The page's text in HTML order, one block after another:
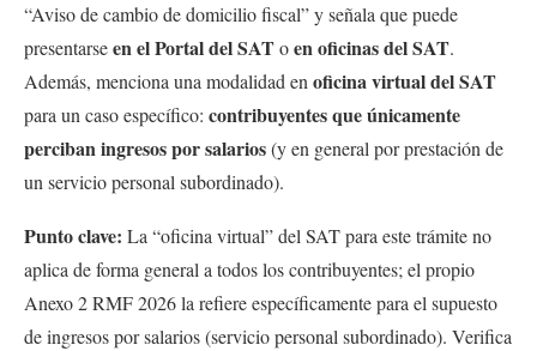
“Aviso de cambio de domicilio fiscal” y señala que puede
presentarseen el Portal del SAToen oficinas del SAT.
Además, menciona una modalidad en oficina virtual del SAT
para un caso específico: contribuyentes que únicamente
perciban ingresos por salarios(y en general por prestación de
un servicio personal subordinado).
Punto clave: La “oficina virtual” del SAT para este trámite no
aplica de forma general a todos los contribuyentes; el propio
Anexo 2 RMF 2026 la refiere específicamente para el supuesto
de ingresos por salarios (servicio personal subordinado). Verifica